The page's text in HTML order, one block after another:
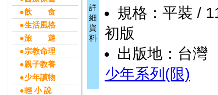
●飲 食
●生活風格
●旅 遊
●宗教命理
●親子教養
●少年讀物
●輕 小 說
詳
細
資
料
規格：平裝 /
初版
出版地：台灣
少年系列(限)